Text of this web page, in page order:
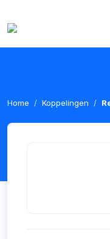
Home Koppelingen